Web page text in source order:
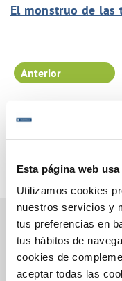
Esta página web
Utilizamos cookies
nuestros servicios y
tus preferencias en
tus hábitos de
cookies de
aceptar todas las
El monstruo de
Anterior
Gestiones